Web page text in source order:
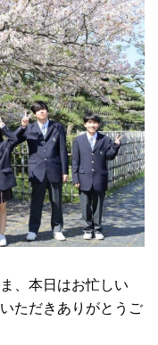
、本日はお忙しい
ただきありがとうご